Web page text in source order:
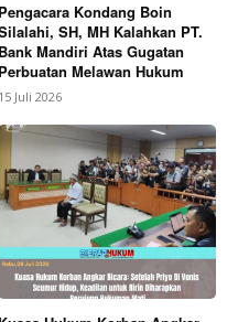
Pengacara Kondang Boin
SH, MH Kalahkan PT.
Bank Mandiri Atas Gugatan
Perbuatan Melawan Hukum
15 Juli 2026